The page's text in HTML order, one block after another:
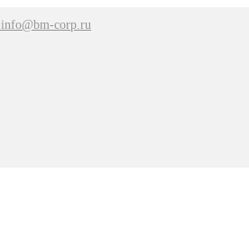
info@bm-corp.ru